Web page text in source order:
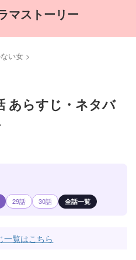
マストーリー
い女 >
あらすじ・ネタバ
29話 30話 全話一覧
一覧はこちら